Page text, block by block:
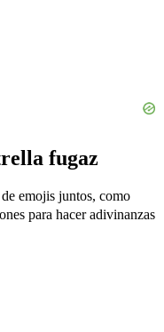
fugaz
emojis juntos, como
para hacer adivinanzas